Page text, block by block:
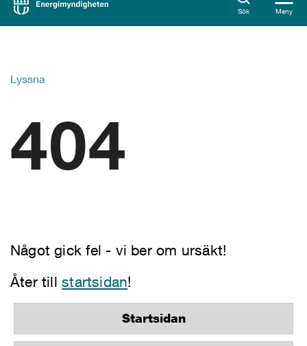
Sök Meny
Lyssna
404
Något gick fel - vi ber om ursäkt!
Åter tillstartsidan!
Startsidan